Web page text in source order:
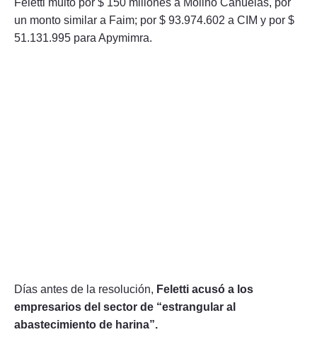
un monto similar a Faim; por $ 93.974.602 a CIM y por $
51.131.995 para Apymimra.
Días antes de la resolución, Feletti acusó a los
empresarios del sector de “estrangular al
abastecimiento de harina”.